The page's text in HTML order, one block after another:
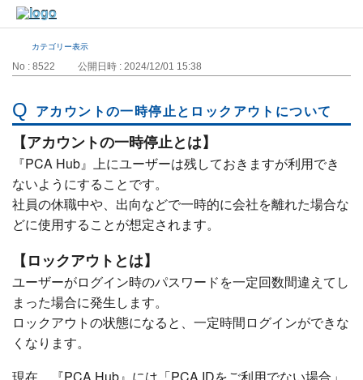
カテゴリー表示
No : 8522 公開日時 : 2024/12/01 15:38
アカウントの一時停止とロックアウトについて
【アカウントの一時停止とは】
『PCA Hub』上にユーザーは残しておきますが利用でき
ないようにすることです。
社員の休職中や、出向などで一時的に会社を離れた場合な
どに使用することが想定されます。
【ロックアウトとは】
ユーザーがログイン時のパスワードを一定回数間違えてし
まった場合に発生します。
ロックアウトの状態になると、一定時間ログインができな
くなります。